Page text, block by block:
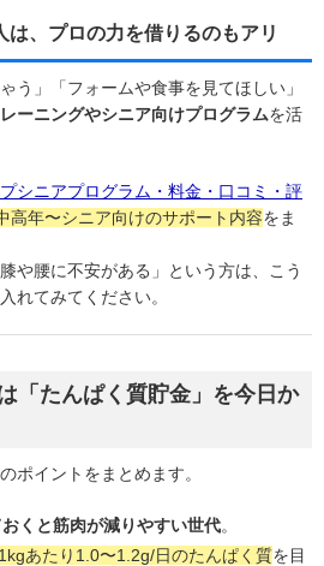
は、プロの力を借りるのもアリ
う」「フォームや食事を見てほしい」
ーニングやシニア向けプログラムを活
シニアプログラム・料金・口コミ・評
高年〜シニア向けのサポート内容をま
や腰に不安がある」という方は、こう
れてみてください。
「たんぱく質貯金」を今日か
ポイントをまとめます。
くと筋肉が減りやすい世代。
あたり1.0〜1.2g/日のたんぱく質を目